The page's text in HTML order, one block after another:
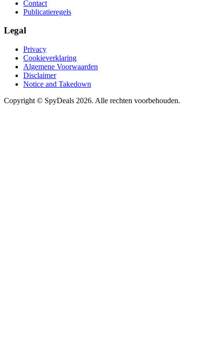
Contact
Publicatieregels
Legal
Privacy
Cookieverklaring
Algemene Voorwaarden
Disclaimer
Notice and Takedown
Copyright © SpyDeals 2026. Alle rechten voorbehouden.